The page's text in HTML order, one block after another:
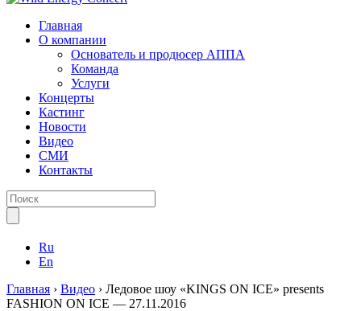
Главная
О компании
Основатель и продюсер АППА
Команда
Услуги
Концерты
Кастинг
Новости
Видео
СМИ
Контакты
Ru
En
Главная › Видео › Ледовое шоу «KINGS ON ICE» presents
FASHION ON ICE — 27.11.2016